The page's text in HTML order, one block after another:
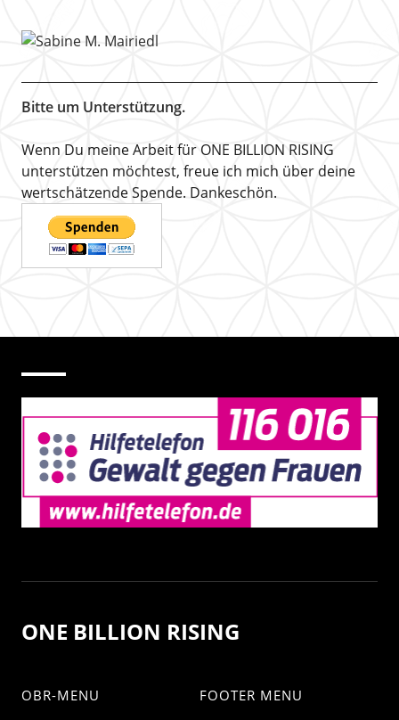
Bitte um Unterstützung.
Wenn Du meine Arbeit für ONE BILLION RISING
unterstützen möchtest, freue ich mich über deine
wertschätzende Spende. Dankeschön.
ONE BILLION RISING
OBR-MENU FOOTER MENU